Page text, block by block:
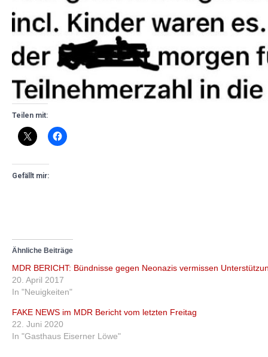
Teilen mit:
Gefällt mir:
Ähnliche Beiträge
MDR BERICHT: Bündnisse gegen Neonazis vermissen
20. April 2017
In "Neuigkeiten"
FAKE NEWS im MDR Bericht vom letzten Freitag
22. Juni 2020
In "Gasthaus Eiserner Löwe"